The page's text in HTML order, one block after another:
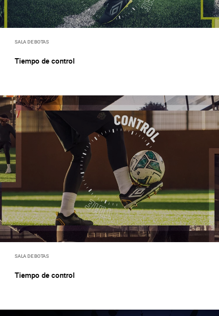
SALA DE BOTAS
Tiempo de control
SALA DE BOTAS
Tiempo de control